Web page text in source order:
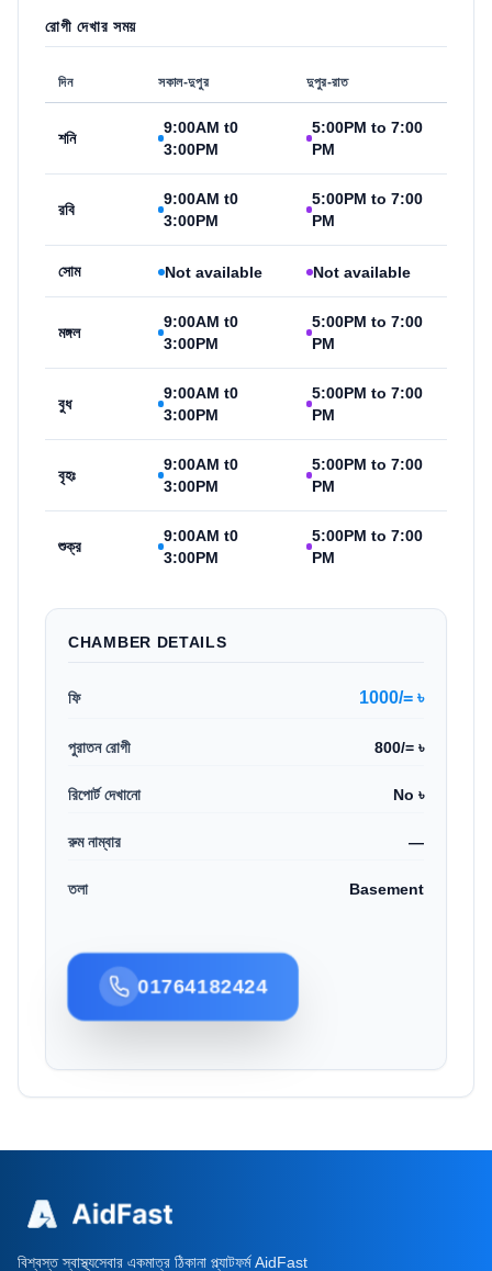
রোগী দেখার সময়
দিন সকাল-দুপুর দুপুর-রাত
শনি
9:00AM t0
3:00PM
5:00PM to 7:00
PM
রবি
9:00AM t0
3:00PM
5:00PM to 7:00
PM
সোম Not available Not available
মঙ্গল
9:00AM t0
3:00PM
5:00PM to 7:00
PM
বুধ
9:00AM t0
3:00PM
5:00PM to 7:00
PM
বৃহঃ
9:00AM t0
3:00PM
5:00PM to 7:00
PM
শুক্র
9:00AM t0
3:00PM
5:00PM to 7:00
PM
CHAMBER DETAILS
ফি 1000/= ৳
পুরাতন রোগী 800/= ৳
রিপোর্ট দেখানো No ৳
রুম নাম্বার —
তলা Basement
01764182424
বিশ্বস্ত স্বাস্থ্যসেবার একমাত্র ঠিকানা প্ল্যাটফর্ম AidFast